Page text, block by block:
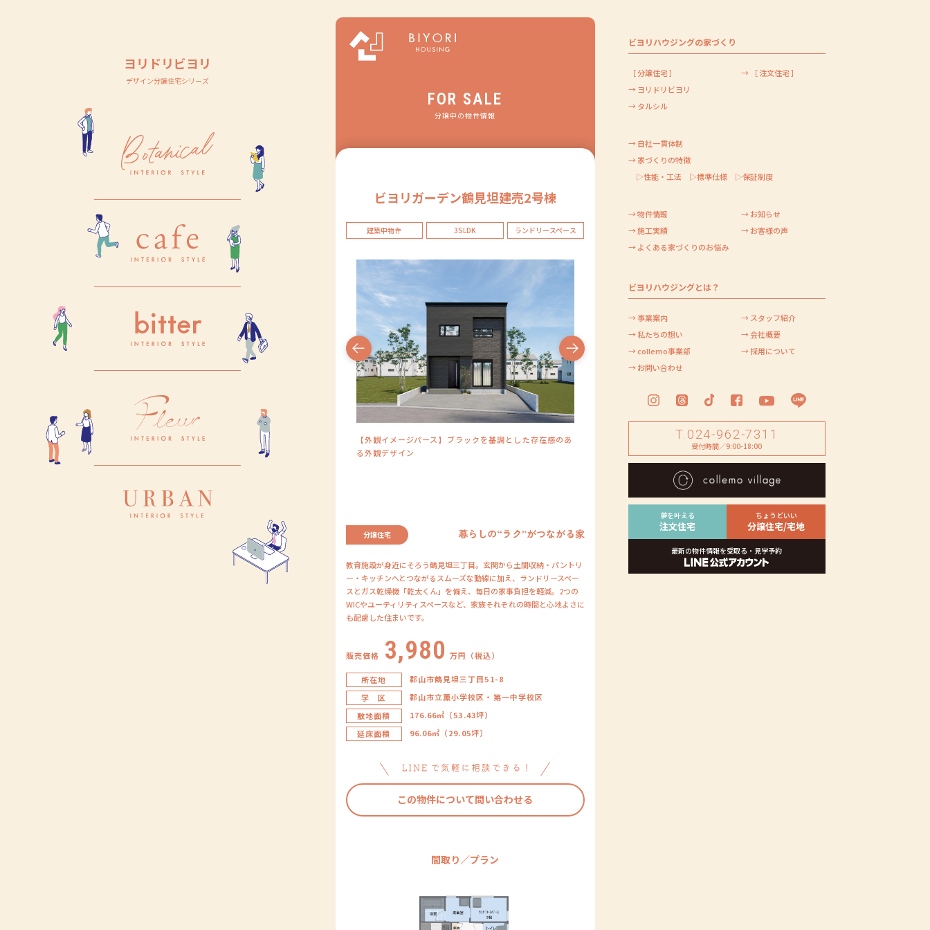
ヨリドリビヨリ
デザイン分譲住宅シリーズ
ビヨリハウジングの家づくり
［ 分譲住宅 ］
→ ヨリドリビヨリ
→ タルシル
→ ［ 注文住宅 ］
→ 自社一貫体制
→ 家づくりの特徴
▷性能・工法
▷標準仕様 ▷保証制度
→ 物件情報
→ 施工実績
→ よくある家づくりのお悩み
→ お知らせ
→ お客様の声
ビヨリハウジングとは？
→ 事業案内
→ 私たちの想い
→ collemo事業部
→ お問い合わせ
→ スタッフ紹介
→ 会社概要
→ 採用について
T.024-962-7311
受付時間／9:00-18:00
夢を叶える
注文住宅
ちょうどいい
分譲住宅/宅地
最新の物件情報を受取る・見学予約
FOR SALE
分譲中の物件情報
ビヨリガーデン鶴見坦建売2号棟
建築中物件 3SLDK ランドリースペース
【建築中】全3区画の分譲地。他2棟は完成済みです
【外観イメージパース】ブラックを基調とした存在感のあ
る外観デザイン
【外構イメージ】南道路から駐車できます
分譲住宅 暮らしの“ラク”がつながる家
教育施設が身近にそろう鶴見坦三丁目。玄関から土間収納・パントリ
ー・キッチンへとつながるスムーズな動線に加え、ランドリースペー
スとガス乾燥機「乾太くん」を備え、毎日の家事負担を軽減。2つの
WICやユーティリティスペースなど、家族それぞれの時間と心地よさに
も配慮した住まいです。
販売価格 3,980 万円（税込）
所在地
郡山市鶴見坦三丁目51-8
学 区
郡山市立薫小学校区・第一中学校区
敷地面積
176.66㎡（53.43坪）
延床面積
96.06㎡（29.05坪）
この物件について問い合わせる
間取り／プラン